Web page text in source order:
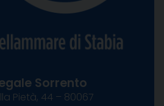
Sorrento
Pietà, 44 – 80067